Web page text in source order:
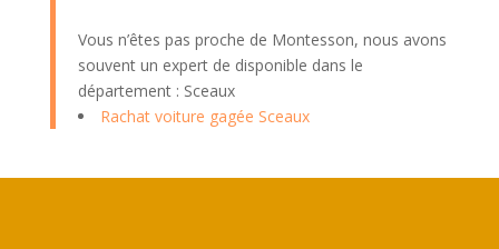
Vous n’êtes pas proche de Montesson, nous avons
souvent un expert de disponible dans le
département : Sceaux
Rachat voiture gagée Sceaux